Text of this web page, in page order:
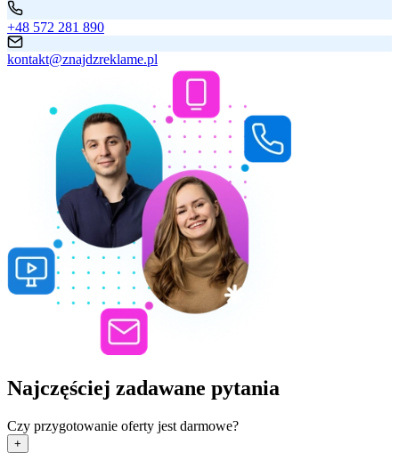
+48 572 281 890
kontakt@znajdzreklame.pl
Najczęściej zadawane pytania
Czy przygotowanie oferty jest darmowe?
+